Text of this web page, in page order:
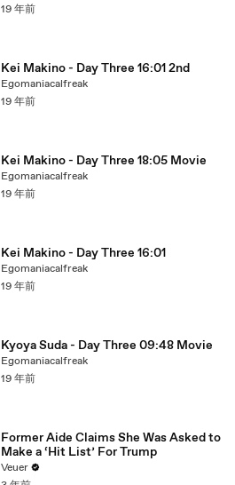
19 年前
Kei Makino - Day Three 16:01 2nd
Egomaniacalfreak
19 年前
Kei Makino - Day Three 18:05 Movie
Egomaniacalfreak
19 年前
Kei Makino - Day Three 16:01
Egomaniacalfreak
19 年前
Kyoya Suda - Day Three 09:48 Movie
Egomaniacalfreak
19 年前
Former Aide Claims She Was Asked to
Make a ‘Hit List’ For Trump
Veuer